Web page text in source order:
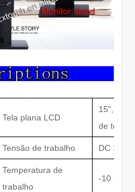
Tela plana LCD
15", 17
de toque
Tensão de trabalho DC 11V-
Temperatura de
trabalho
-10 ~ 60